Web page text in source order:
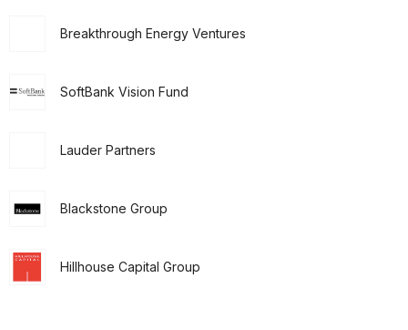
Breakthrough Energy Ventures
SoftBank Vision Fund
Lauder Partners
Blackstone Group
Hillhouse Capital Group